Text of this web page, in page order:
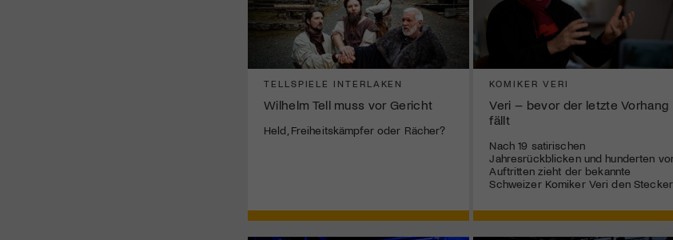
TELLSPIELE INTERLAKEN
Wilhelm Tell muss vor Gericht
Held, Freiheitskämpfer oder Rächer?
KOMIKER VERI
Veri – bevor der letzte Vorhang
fällt
Nach 19 satirischen
Jahresrückblicken und hunderten
Auftritten zieht der bekannte
Schweizer Komiker Veri den